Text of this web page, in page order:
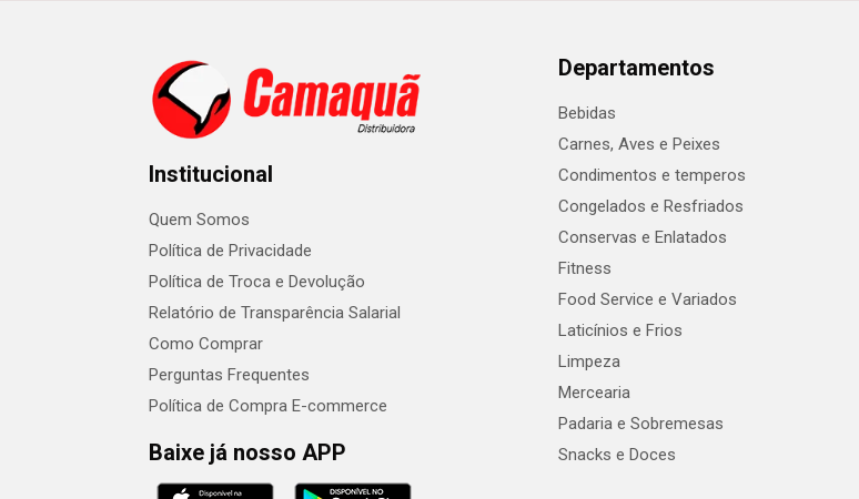
Institucional
Quem Somos
Política de Privacidade
Política de Troca e Devolução
Relatório de Transparência Salarial
Como Comprar
Perguntas Frequentes
Política de Compra E-commerce
Baixe já nosso APP
Departamentos
Bebidas
Carnes, Aves e Peixes
Condimentos e temperos
Congelados e Resfriados
Conservas e Enlatados
Fitness
Food Service e Variados
Laticínios e Frios
Limpeza
Mercearia
Padaria e Sobremesas
Snacks e Doces